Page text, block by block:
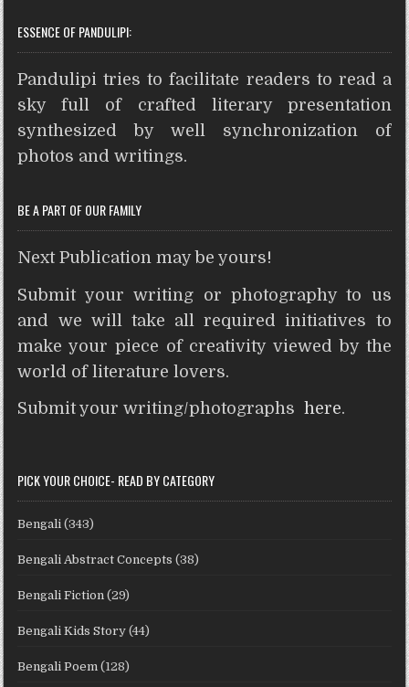
a
t
s
A
p
p
c
e
b
o
o
k
i
t
t
e
r
t
e
r
e
s
s
e
n
g
e
n
t
d
i
t
r
e
ESSENCE OF PANDULIPI:
Pandulipi tries to facilitate readers to read a
sky full of crafted literary presentation
synthesized by well synchronization of
photos and writings.
BE A PART OF OUR FAMILY
Next Publication may be yours!
Submit your writing or photography to us
and we will take all required initiatives to
make your piece of creativity viewed by the
world of literature lovers.
Submit your writing/photographshere.
PICK YOUR CHOICE- READ BY CATEGORY
Bengali (343)
Bengali Abstract Concepts (38)
Bengali Fiction (29)
Bengali Kids Story (44)
Bengali Poem (128)